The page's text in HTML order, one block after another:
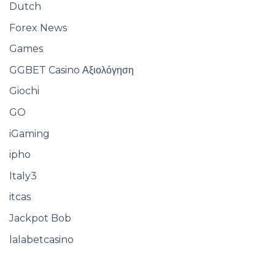
Dutch
Forex News
Games
GGBET Casino Αξιολόγηση
Giochi
GO
iGaming
ipho
Italy3
itcas
Jackpot Bob
lalabetcasino